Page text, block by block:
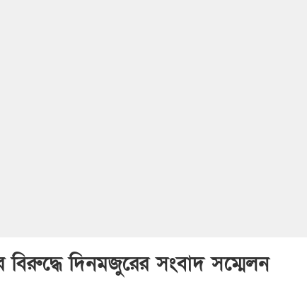
বিরুদ্ধে দিনমজুরের সংবাদ সম্মেলন